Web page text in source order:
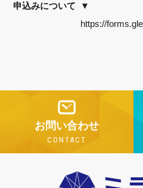
申込みについて
▼
https://
お問い合わせ
CONTACT